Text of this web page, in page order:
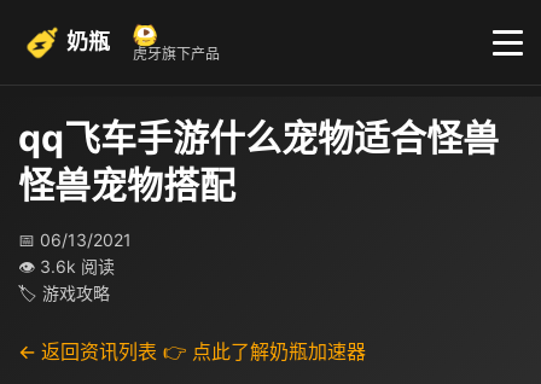
奶瓶 虎牙旗下产品
qq飞车手游什么宠物适合怪兽
怪兽宠物搭配
📅 06/13/2021
👁 3.6k 阅读
🏷 游戏攻略
← 返回资讯列表 👉 点此了解奶瓶加速器